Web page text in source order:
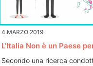
4 MARZO 2019
L’Italia Non è un Paese
Secondo una ricerca